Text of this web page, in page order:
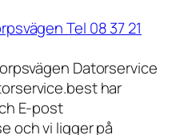
Tel 08 37 21
Datorservice
har
E-post
och vi ligger på